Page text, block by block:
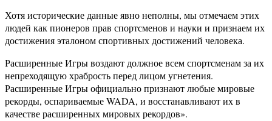
Хотя исторические данные явно неполны, мы отмечаем этих
людей как пионеров прав спортсменов и науки и признаем их
достижения эталоном спортивных достижений человека.
Расширенные Игры воздают должное всем спортсменам за их
непреходящую храбрость перед лицом угнетения.
Расширенные Игры официально признают любые мировые
рекорды, оспариваемые WADA, и восстанавливают их в
качестве расширенных мировых рекордов».